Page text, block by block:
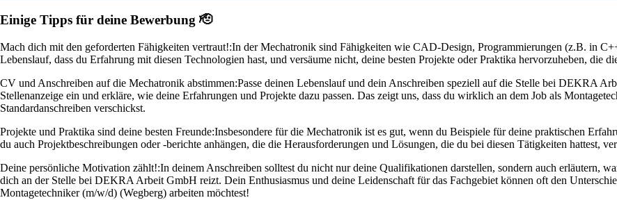
Einige Tipps für deine Bewerbung 🫡
Mach dich mit den geforderten Fähigkeiten vertraut!:In der Mechatronik sind Fähigkeiten wie CAD-Design, Programmierungen (z.B. in
Lebenslauf, dass du Erfahrung mit diesen Technologien hast, und versäume nicht, deine besten Projekte oder Praktika hervorzuheben, die
CV und Anschreiben auf die Mechatronik abstimmen:Passe deinen Lebenslauf und dein Anschreiben speziell auf die Stelle bei DEKRA
Stellenanzeige ein und erkläre, wie deine Erfahrungen und Projekte dazu passen. Das zeigt uns, dass du wirklich an dem Job als
Standardanschreiben verschickst.
Projekte und Praktika sind deine besten Freunde:Insbesondere für die Mechatronik ist es gut, wenn du Beispiele für deine praktischen
du auch Projektbeschreibungen oder -berichte anhängen, die die Herausforderungen und Lösungen, die du bei diesen Tätigkeiten hattest,
Deine persönliche Motivation zählt!:In deinem Anschreiben solltest du nicht nur deine Qualifikationen darstellen, sondern auch erläutern,
dich an der Stelle bei DEKRA Arbeit GmbH reizt. Dein Enthusiasmus und deine Leidenschaft für das Fachgebiet können oft den
Montagetechniker (m/w/d) (Wegberg) arbeiten möchtest!